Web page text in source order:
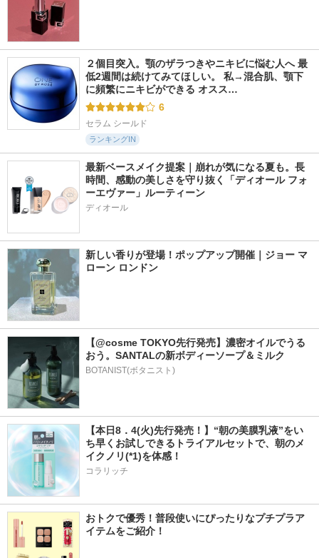
２個目突入。顎のザラつきやニキビに悩む人へ 最
低2週間は続けてみてほしい。 私→混合肌、顎下
に頻繁にニキビができる オスス…
6
セラム シールド
ランキングIN
最新ベースメイク提案｜崩れが気になる夏も。長
時間、感動の美しさを守り抜く「ディオール フォ
ーエヴァー」ルーティーン
ディオール
新しい香りが登場！ポップアップ開催｜ジョー マ
ローン ロンドン
【@cosme TOKYO先行発売】濃密オイルでうる
おう。SANTALの新ボディーソープ＆ミルク
BOTANIST(ボタニスト)
【本日8．4(火)先行発売！】“朝の美膜乳液”をい
ち早くお試しできるトライアルセットで、朝のメ
イクノリ(*1)を体感！
コラリッチ
おトクで優秀！普段使いにぴったりなプチプラア
イテムをご紹介！